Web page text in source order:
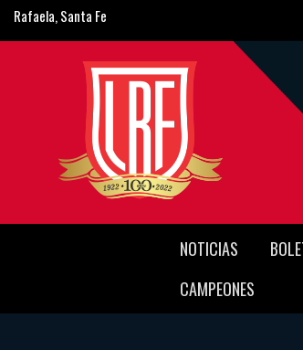
Rafaela, Santa Fe
NOTICIAS
CAMPEONES